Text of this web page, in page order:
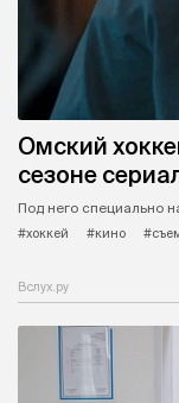
Омский
сезоне
Под него специально
#хоккей
#кино
Вслух.ру